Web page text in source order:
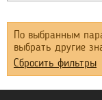
По выбранным
выбрать другие
Сбросить фильтры